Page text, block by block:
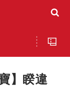
】睽違